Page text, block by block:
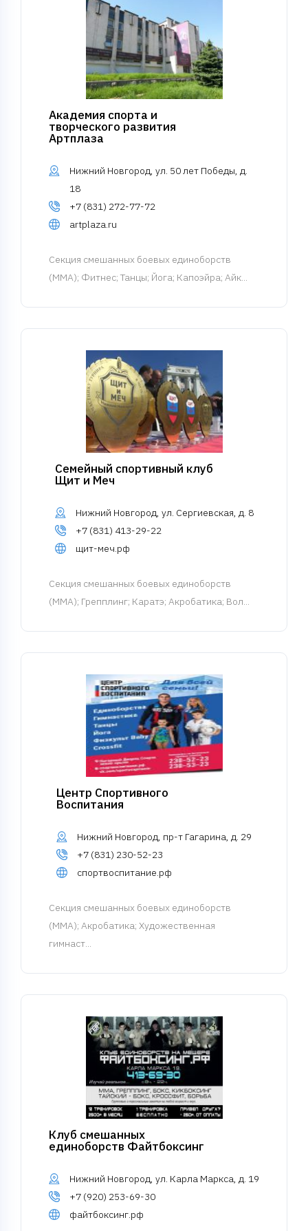
Академия спорта и
творческого развития
Артплаза
Нижний Новгород, ул. 50 лет Победы, д.
18
+7 (831) 272-77-72
artplaza.ru
Cекция смешанных боевых единоборств
(MMA); Фитнес; Танцы; Йога; Капоэйра; Айк...
Семейный спортивный клуб
Щит и Меч
Нижний Новгород, ул. Сергиевская, д. 8
+7 (831) 413-29-22
щит-меч.рф
Cекция смешанных боевых единоборств
(MMA); Грепплинг; Каратэ; Акробатика; Вол...
Центр Спортивного
Воспитания
Нижний Новгород, пр-т Гагарина, д. 29
+7 (831) 230-52-23
спортвоспитание.рф
Cекция смешанных боевых единоборств
(MMA); Акробатика; Художественная
гимнаст...
Клуб смешанных
единоборств Файтбоксинг
Нижний Новгород, ул. Карла Маркса, д. 19
+7 (920) 253-69-30
файтбоксинг.рф